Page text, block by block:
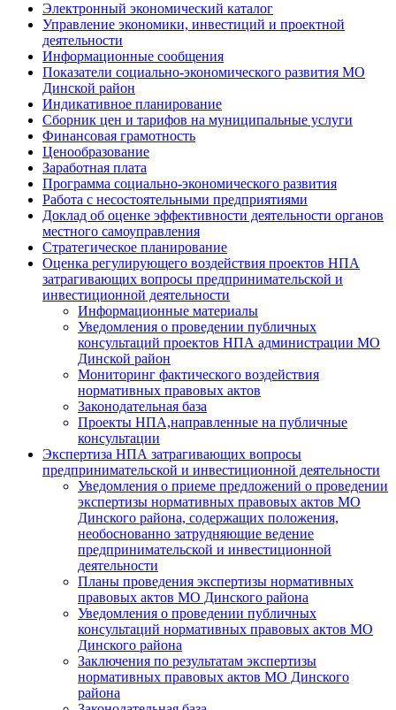
Электронный экономический каталог
Управление экономики, инвестиций и проектной
деятельности
Информационные сообщения
Показатели социально-экономического развития МО
Динской район
Индикативное планирование
Сборник цен и тарифов на муниципальные услуги
Финансовая грамотность
Ценообразование
Заработная плата
Программа социально-экономического развития
Работа с несостоятельными предприятиями
Доклад об оценке эффективности деятельности органов
местного самоуправления
Стратегическое планирование
Оценка регулирующего воздействия проектов НПА
затрагивающих вопросы предпринимательской и
инвестиционной деятельности
Информационные материалы
Уведомления о проведении публичных
консультаций проектов НПА администрации МО
Динской район
Мониторинг фактического воздействия
нормативных правовых актов
Законодательная база
Проекты НПА,направленные на публичные
консультации
Экспертиза НПА затрагивающих вопросы
предпринимательской и инвестиционной деятельности
Уведомления о приеме предложений о проведении
экспертизы нормативных правовых актов МО
Динского района, содержащих положения,
необоснованно затрудняющие ведение
предпринимательской и инвестиционной
деятельности
Планы проведения экспертизы нормативных
правовых актов МО Динского района
Уведомления о проведении публичных
консультаций нормативных правовых актов МО
Динского района
Заключения по результатам экспертизы
нормативных правовых актов МО Динского
района